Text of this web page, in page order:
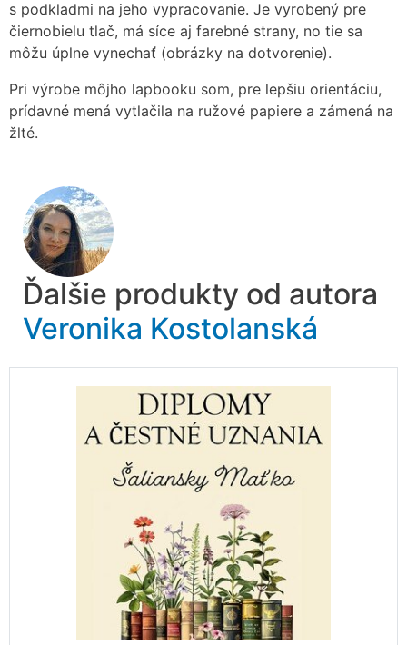
s podkladmi na jeho vypracovanie. Je vyrobený pre
čiernobielu tlač, má síce aj farebné strany, no tie sa
môžu úplne vynechať (obrázky na dotvorenie).
Pri výrobe môjho lapbooku som, pre lepšiu orientáciu,
prídavné mená vytlačila na ružové papiere a zámená na
žlté.
Ďalšie produkty od autora
Veronika Kostolanská